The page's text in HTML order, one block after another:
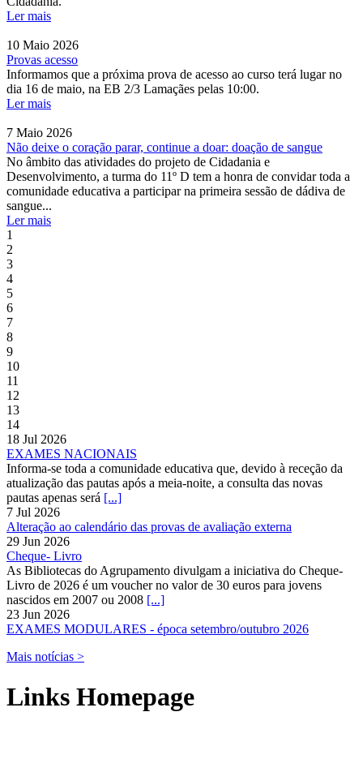
Ler mais
10 Maio 2026
Provas acesso
Informamos que a próxima prova de acesso ao curso terá lugar no
dia 16 de maio, na EB 2/3 Lamaçães pelas 10:00.
Ler mais
7 Maio 2026
Não deixe o coração parar, continue a doar: doação de sangue
No âmbito das atividades do projeto de Cidadania e
Desenvolvimento, a turma do 11º D tem a honra de convidar toda a
comunidade educativa a participar na primeira sessão de dádiva de
sangue...
Ler mais
1
2
3
4
5
6
7
8
9
10
11
12
13
14
18 Jul 2026
EXAMES NACIONAIS
Informa-se toda a comunidade educativa que, devido à receção da
atualização das pautas após a meia-noite, a consulta das novas
pautas apenas será [...]
7 Jul 2026
Alteração ao calendário das provas de avaliação externa
29 Jun 2026
Cheque- Livro
As Bibliotecas do Agrupamento divulgam a iniciativa do Cheque-
Livro de 2026 é um voucher no valor de 30 euros para jovens
nascidos em 2007 ou 2008 [...]
23 Jun 2026
EXAMES MODULARES - época setembro/outubro 2026
Mais notícias >
Links Homepage